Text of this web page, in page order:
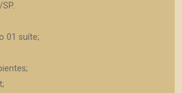
01 suíte;